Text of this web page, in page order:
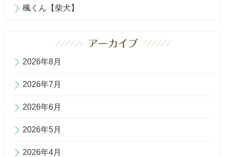
楓くん【柴犬】
2026年8月
2026年7月
2026年6月
2026年5月
2026年4月